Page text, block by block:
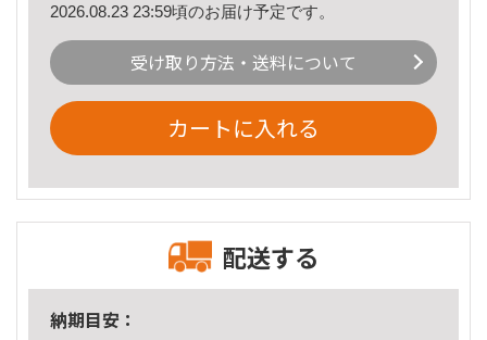
2026.08.23 23:59頃のお届け予定です。
受け取り方法・送料について
カートに入れる
配送する
納期目安：